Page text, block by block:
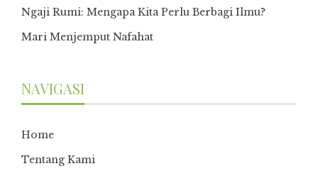
Ngaji Rumi: Mengapa Kita Perlu Berbagi Ilmu?
Mari Menjemput Nafahat
NAVIGASI
Home
Tentang Kami